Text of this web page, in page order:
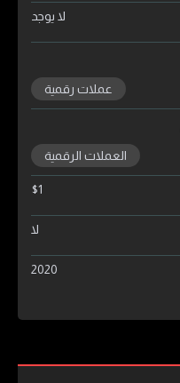
لا يوجد
عملات رقمية
العملات الرقمية
$1
لا
2020